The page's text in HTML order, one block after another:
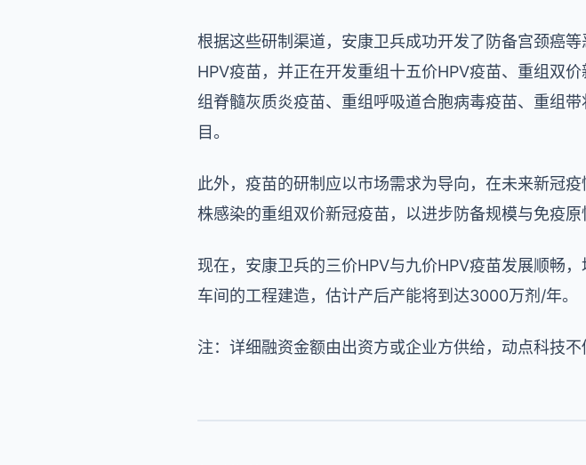
根据这些研制渠道，安康卫兵成功开发了防备宫颈癌
HPV疫苗，并正在开发重组十五价HPV疫苗、重组双
组脊髓灰质炎疫苗、重组呼吸道合胞病毒疫苗、重组
目。
此外，疫苗的研制应以市场需求为导向，在未来新冠
株感染的重组双价新冠疫苗，以进步防备规模与免疫原
现在，安康卫兵的三价HPV与九价HPV疫苗发展顺畅
车间的工程建造，估计产后产能将到达3000万剂/年。
注：详细融资金额由出资方或企业方供给，动点科技不